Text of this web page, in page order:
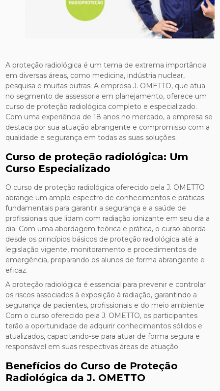
A proteção radiológica é um tema de extrema importância
em diversas áreas, como medicina, indústria nuclear,
pesquisa e muitas outras. A empresa J. OMETTO, que atua
no segmento de assessoria em planejamento, oferece um
curso de proteção radiológica completo e especializado.
Com uma experiência de 18 anos no mercado, a empresa se
destaca por sua atuação abrangente e compromisso com a
qualidade e segurança em todas as suas soluções.
Curso de proteção radiológica: Um
Curso Especializado
O curso de proteção radiológica oferecido pela J. OMETTO
abrange um amplo espectro de conhecimentos e práticas
fundamentais para garantir a segurança e a saúde de
profissionais que lidam com radiação ionizante em seu dia a
dia. Com uma abordagem teórica e prática, o curso aborda
desde os princípios básicos de proteção radiológica até a
legislação vigente, monitoramento e procedimentos de
emergência, preparando os alunos de forma abrangente e
eficaz.
A proteção radiológica é essencial para prevenir e controlar
os riscos associados à exposição à radiação, garantindo a
segurança de pacientes, profissionais e do meio ambiente.
Com o curso oferecido pela J. OMETTO, os participantes
terão a oportunidade de adquirir conhecimentos sólidos e
atualizados, capacitando-se para atuar de forma segura e
responsável em suas respectivas áreas de atuação.
Benefícios do Curso de Proteção
Radiológica da J. OMETTO